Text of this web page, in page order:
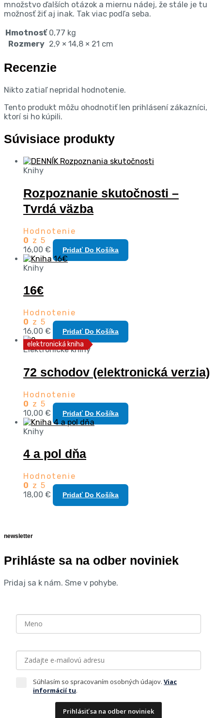
množstvo ďalších otázok a miernu nádej, že stále je tu
možnosť žiť aj inak. Tak viac podľa seba.
Hmotnosť 0,77 kg
Rozmery 2,9 × 14,8 × 21 cm
Recenzie
Nikto zatiaľ nepridal hodnotenie.
Tento produkt môžu ohodnotiť len prihlásení zákazníci,
ktorí si ho kúpili.
Súvisiace produkty
Knihy
Rozpoznanie skutočnosti –
Tvrdá väzba
Hodnotenie
0 z 5
16,00 € Pridať Do Košíka
Knihy
16€
Hodnotenie
0 z 5
16,00 € Pridať Do Košíka
elektronická kniha
Elektronické knihy
72 schodov (elektronická verzia)
Hodnotenie
0 z 5
10,00 € Pridať Do Košíka
Knihy
4 a pol dňa
Hodnotenie
0 z 5
18,00 € Pridať Do Košíka
newsletter
Prihláste sa na odber noviniek
Pridaj sa k nám. Sme v pohybe.
Súhlasím so spracovaním osobných údajov. Viac
informácií tu.
Prihlásiť sa na odber noviniek